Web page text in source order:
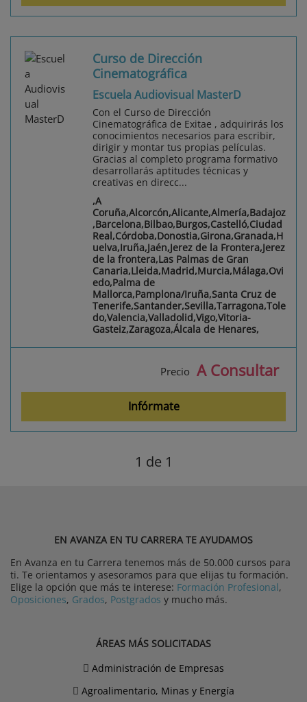
Curso de Dirección
Cinematográfica
Escuela Audiovisual MasterD
Con el Curso de Dirección
Cinematográfica de Exitae , adquirirás los
conocimientos necesarios para escribir,
dirigir y montar tus propias películas.
Gracias al completo programa formativo
desarrollarás aptitudes técnicas y
creativas en direcc...
,A
Coruña,Alcorcón,Alicante,Almería,Badajoz
,Barcelona,Bilbao,Burgos,Castelló,Ciudad
Real,Córdoba,Donostia,Girona,Granada,H
uelva,Iruña,Jaén,Jerez de la Frontera,Jerez
de la frontera,Las Palmas de Gran
Canaria,Lleida,Madrid,Murcia,Málaga,Ovi
edo,Palma de
Mallorca,Pamplona/Iruña,Santa Cruz de
Tenerife,Santander,Sevilla,Tarragona,Tole
do,Valencia,Valladolid,Vigo,Vitoria-
Gasteiz,Zaragoza,Álcala de Henares,
Precio A Consultar
Infórmate
1 de 1
EN AVANZA EN TU CARRERA TE AYUDAMOS
En Avanza en tu Carrera tenemos más de 50.000 cursos para
ti. Te orientamos y asesoramos para que elijas tu formación.
Elige la opción que más te interese: Formación Profesional,
Oposiciones, Grados, Postgrados y mucho más.
ÁREAS MÁS SOLICITADAS
Administración de Empresas
Agroalimentario, Minas y Energía